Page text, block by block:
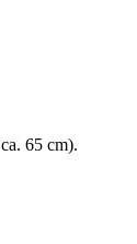
65 cm).